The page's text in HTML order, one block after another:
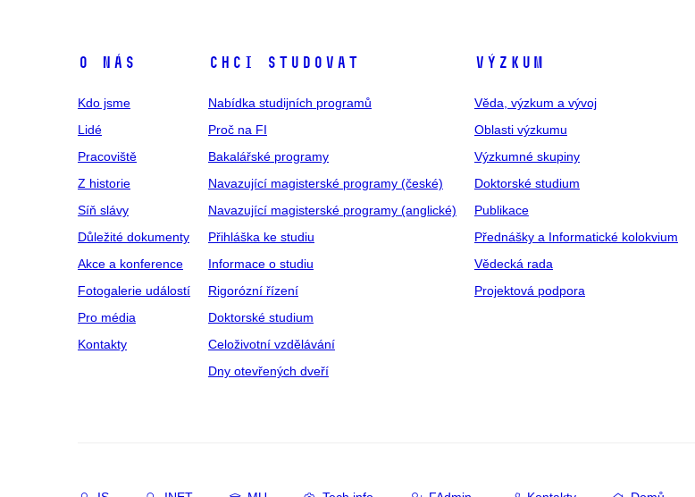
O NÁS
Kdo jsme
Lidé
Pracoviště
Z historie
Síň slávy
Důležité dokumenty
Akce a konference
Fotogalerie událostí
Pro média
Kontakty
CHCI STUDOVAT
Nabídka studijních programů
Proč na FI
Bakalářské programy
Navazující magisterské programy (české)
Navazující magisterské programy (anglické)
Přihláška ke studiu
Informace o studiu
Rigorózní řízení
Doktorské studium
Celoživotní vzdělávání
Dny otevřených dveří
VÝZKUM
Věda, výzkum a vývoj
Oblasti výzkumu
Výzkumné skupiny
Doktorské studium
Publikace
Přednášky a Informatické kolokvium
Vědecká rada
Projektová podpora